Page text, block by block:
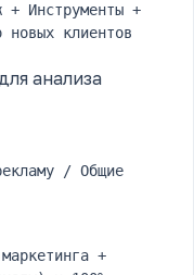
+ Инструменты +
клиентов
анализа
/ Общие
+